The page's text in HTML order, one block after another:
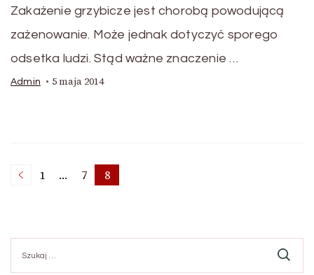
Zakażenie grzybicze jest chorobą powodującą
zażenowanie. Może jednak dotyczyć sporego
odsetka ludzi. Stąd ważne znaczenie …
Admin 5 maja 2014
Stronicowanie
wpisów
Strona
1 … Strona
7 Strona
8